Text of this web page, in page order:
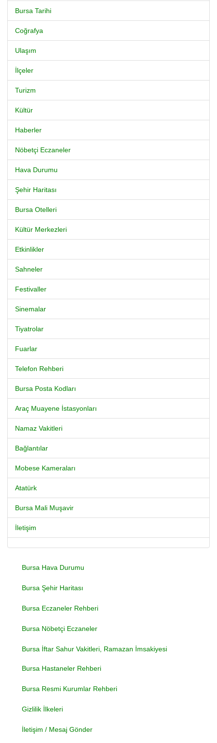
Bursa Tarihi
Coğrafya
Ulaşım
İlçeler
Turizm
Kültür
Haberler
Nöbetçi Eczaneler
Hava Durumu
Şehir Haritası
Bursa Otelleri
Kültür Merkezleri
Etkinlikler
Sahneler
Festivaller
Sinemalar
Tiyatrolar
Fuarlar
Telefon Rehberi
Bursa Posta Kodları
Araç Muayene İstasyonları
Namaz Vakitleri
Bağlantılar
Mobese Kameraları
Atatürk
Bursa Mali Muşavir
İletişim
Bursa Hava Durumu
Bursa Şehir Haritası
Bursa Eczaneler Rehberi
Bursa Nöbetçi Eczaneler
Bursa İftar Sahur Vakitleri, Ramazan İmsakiyesi
Bursa Hastaneler Rehberi
Bursa Resmi Kurumlar Rehberi
Gizlilik İlkeleri
İletişim / Mesaj Gönder